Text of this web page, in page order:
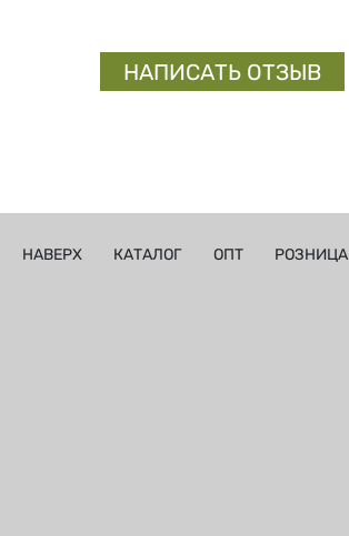
НАПИСАТЬ ОТЗЫВ
НАВЕРХ КАТАЛОГ ОПТ РОЗНИЦА